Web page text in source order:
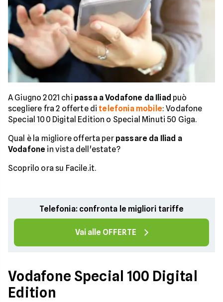
A Giugno 2021 chi passa a Vodafone da Iliad può
scegliere fra 2 offerte di telefonia mobile: Vodafone
Special 100 Digital Edition o Special Minuti 50 Giga.
Qual è la migliore offerta per passare da Iliad a
Vodafone in vista dell'estate?
Scoprilo ora su Facile.it.
Telefonia: confronta le migliori tariffe
Vai alle OFFERTE
Vodafone Special 100 Digital
Edition